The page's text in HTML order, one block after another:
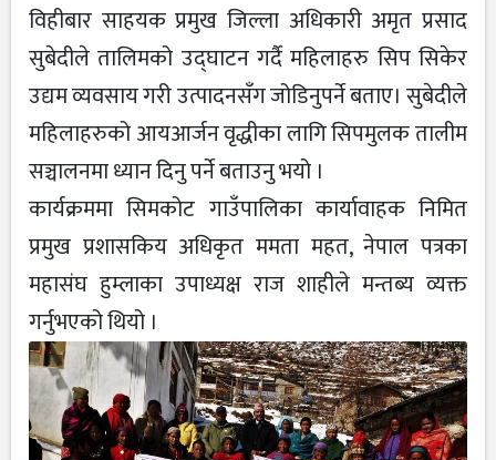
विहीबार साहयक प्रमुख जिल्ला अधिकारी अमृत प्रसाद
सुबेदीले तालिमको उद्घाटन गर्दै महिलाहरु सिप सिकेर
उद्यम व्यवसाय गरी उत्पादनसँग जोडिनुपर्ने बताए। सुबेदीले
महिलाहरुको आयआर्जन वृद्धीका लागि सिपमुलक तालीम
सञ्चालनमा ध्यान दिनु पर्ने बताउनु भयो ।
कार्यक्रममा सिमकोट गाउँपालिका कार्यावाहक निमित
प्रमुख प्रशासकिय अधिकृत ममता महत, नेपाल पत्रका
महासंघ हुम्लाका उपाध्यक्ष राज शाहीले मन्तब्य व्यक्त
गर्नुभएको थियो ।